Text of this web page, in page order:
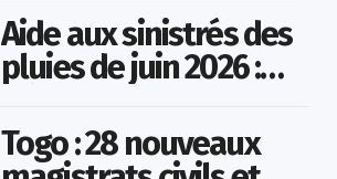
sauver des vies !
Aide aux sinistrés des
pluies de juin 2026 :
des opérations à
Kotokoli-zongo
Togo : 28 nouveaux